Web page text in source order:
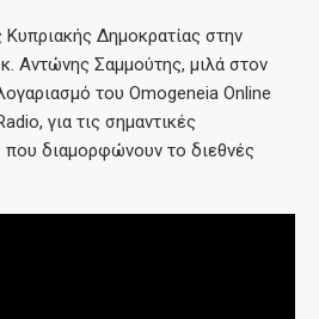
Δημοκρατίας στην
Αντώνης Σαμμούτης, μιλά στον
του Omogeneia Online
για τις σημαντικές
που διαμορφώνουν το διεθνές